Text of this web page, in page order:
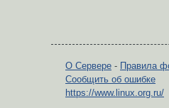
О Сервере - Правила
Сообщить об ошибке
https://www.linux.org.ru/